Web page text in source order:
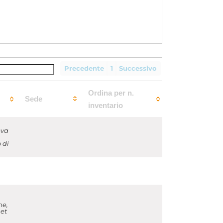
Precedente 1 Successivo
Sede
Ordina per n.
inventario
di